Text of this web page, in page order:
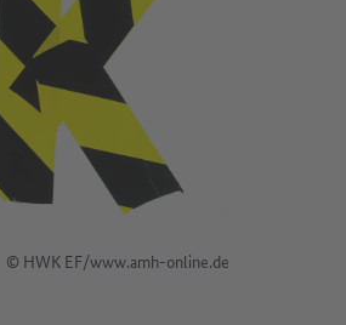
© HWK EF/www.amh-online.de